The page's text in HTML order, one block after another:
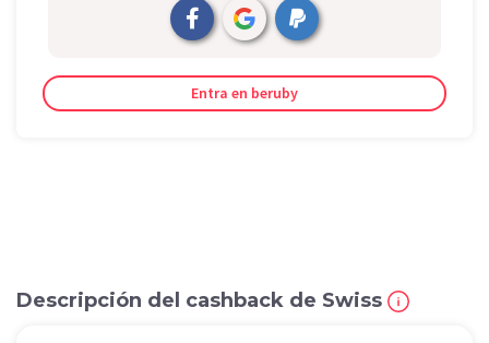
Entra en beruby
Descripción del cashback de Swiss